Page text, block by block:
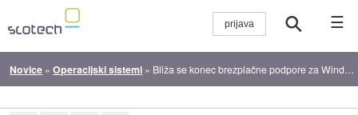
☰
Novice »Operacijski sistemi » Bliža se konec brezplačne podpore za Windows 7